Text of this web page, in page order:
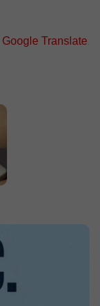
Google Translate